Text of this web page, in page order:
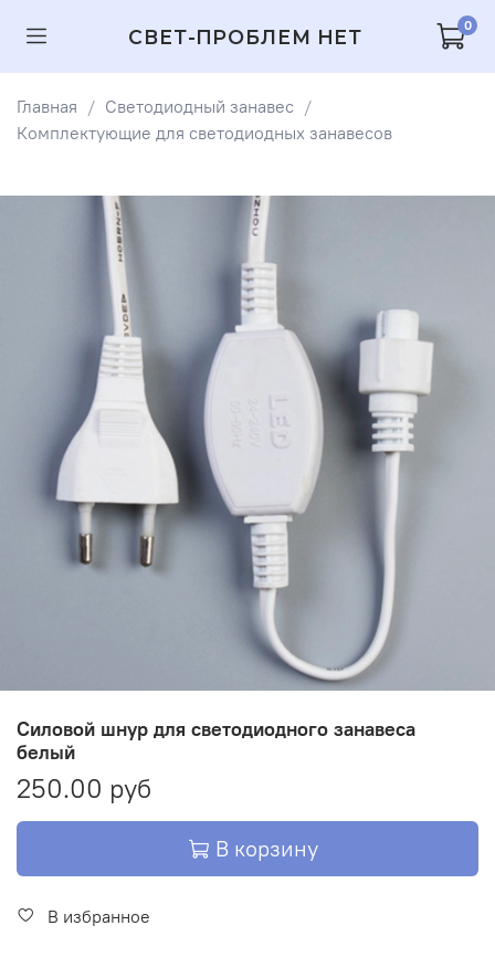
СВЕТ-ПРОБЛЕМ НЕТ 0
Главная
Светодиодный занавес
Комплектующие для светодиодных занавесов
Силовой шнур для светодиодного занавеса
белый
250.00 руб
В корзину
В избранное